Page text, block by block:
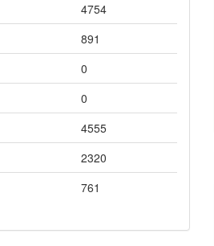
4754
891
0
0
4555
2320
761